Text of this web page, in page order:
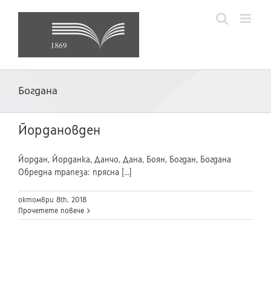
Богдана
Йордановден
Йордан, Йорданка, Данчо, Дана, Боян, Богдан, Богдана
Обредна трапеза: прясна [...]
октомври 8th, 2018
Прочетете повече